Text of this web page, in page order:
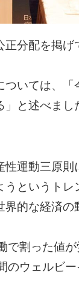
分配を掲げ
いては、
と述べまし
運動三原則
というトレ
的な経済の
で割った値
のウェルビ